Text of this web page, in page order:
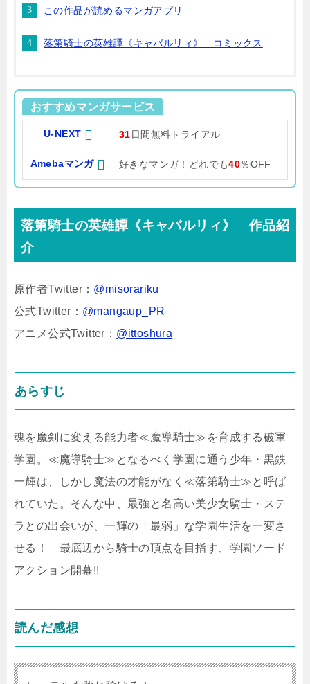
この作品が読めるマンガアプリ
落第騎士の英雄譚《キャバルリィ》 コミックス
おすすめマンガサービス
U-NEXT 31 日間無料トライアル
Amebaマンガ 好きなマンガ！どれでも40％OFF
落第騎士の英雄譚《キャバルリィ》 作品紹
介
原作者Twitter： @misorariku
公式Twitter： @mangaup_PR
アニメ公式Twitter： @ittoshura
あらすじ
魂を魔剣に変える能力者≪魔導騎士≫を育成する破軍
学園。≪魔導騎士≫となるべく学園に通う少年・黒鉄
一輝は、しかし魔法の才能がなく≪落第騎士≫と呼ば
れていた。そんな中、最強と名高い美少女騎士・ステ
ラとの出会いが、一輝の「最弱」な学園生活を一変さ
せる！ 最底辺から騎士の頂点を目指す、学園ソード
アクション開幕!!
読んだ感想